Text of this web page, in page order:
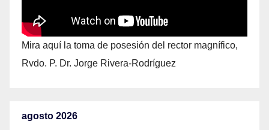
Mira aquí la toma de posesión del rector magnífico,
Rvdo. P. Dr. Jorge Rivera-Rodríguez
agosto 2026